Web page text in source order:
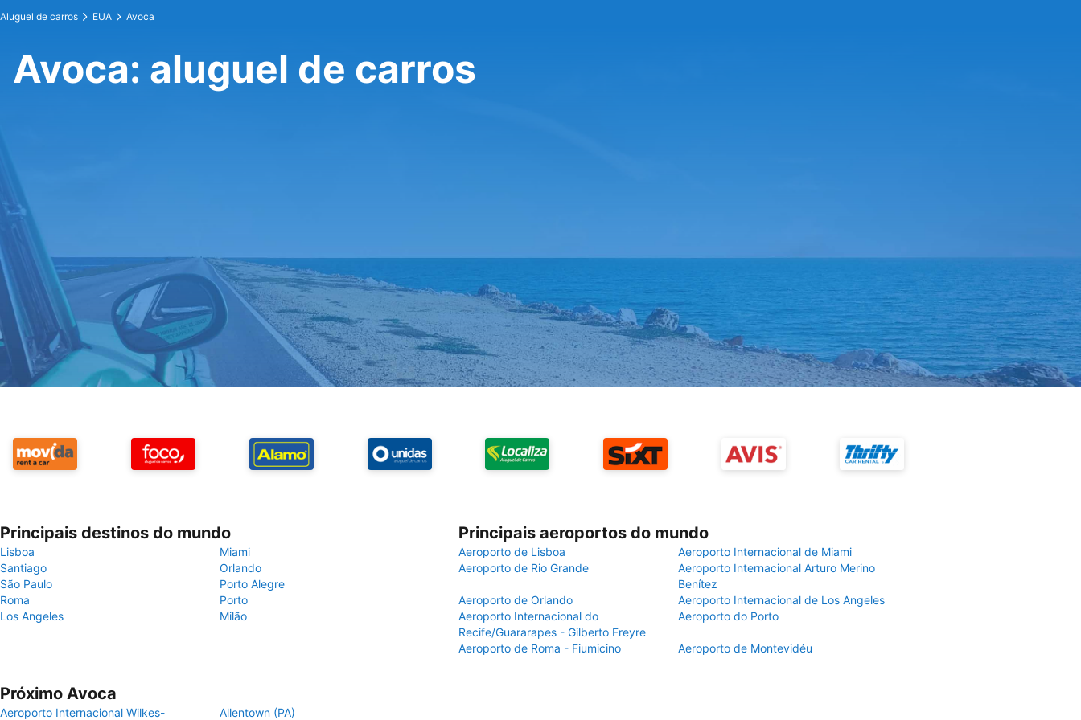
Aluguel de carros EUA Avoca
Avoca: aluguel de carros
Principais destinos do mundo
Lisboa
Miami
Santiago
Orlando
São Paulo
Porto Alegre
Roma
Porto
Los Angeles
Milão
Principais aeroportos do mundo
Aeroporto de Lisboa
Aeroporto Internacional de Miami
Aeroporto de Rio Grande
Aeroporto Internacional Arturo Merino
Benítez
Aeroporto de Orlando
Aeroporto Internacional de Los Angeles
Aeroporto Internacional do
Recife/Guararapes - Gilberto Freyre
Aeroporto do Porto
Aeroporto de Roma - Fiumicino Aeroporto de Montevidéu
Próximo Avoca
Aeroporto Internacional Wilkes- Allentown (PA)